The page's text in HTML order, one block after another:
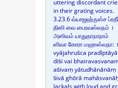
uttering discordant
in their grating voices.
3.23.6 வ்யாஜஹ்ருஸ்ச
திஸி வை பைரவஸ்வநம் ।
அஸிவம் யாதுதாநாநாம்
ஸிவா கோரா மஹாஸ்வநா:
vyājahruṡca
diṡi vai
aṡivaṃ yātudhānānāṃ
ṡivā ghōrā
Jackals with loud and